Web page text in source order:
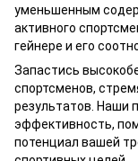
уменьшенным
активного
гейнере и его
Запастись
спортсменов,
результатов. Наши
эффективность,
потенциал вашей